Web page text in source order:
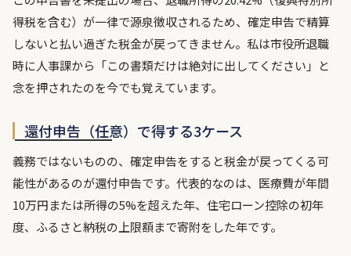
得税を含む）が一律で源泉徴収されるため、確定申告で精算
しないと払い過ぎた税金が戻ってきません。私は市役所退職
時に人事課から「この書類だけは絶対に出してください」と
念を押されたのを今でも覚えています。
還付申告（任意）で得する3ケース
義務ではないものの、確定申告をすると税金が戻ってくる可
能性があるのが還付申告です。代表的なのは、医療費が年間
10万円または所得の5%を超えた年、住宅ローン控除の初年
度、ふるさと納税の上限額まで寄附をした年です。